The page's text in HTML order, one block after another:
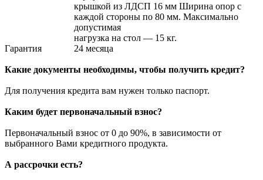
крышкой из ЛДСП 16 мм Ширина опор с
каждой стороны по 80 мм. Максимально
допустимая
нагрузка на стол — 15 кг.
Гарантия
24 месяца
Какие документы необходимы, чтобы получить кредит?
Для получения кредита вам нужен только паспорт.
Каким будет первоначальный взнос?
Первоначальный взнос от 0 до 90%, в зависимости от
выбранного Вами кредитного продукта.
А рассрочки есть?